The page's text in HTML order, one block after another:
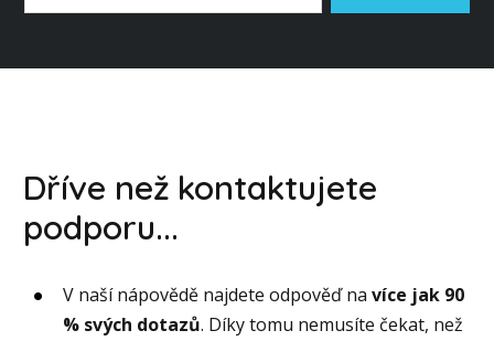
Dříve než kontaktujete
podporu...
V naší nápovědě najdete odpověď navíce jak 90
% svých dotazů. Díky tomu nemusíte čekat, než